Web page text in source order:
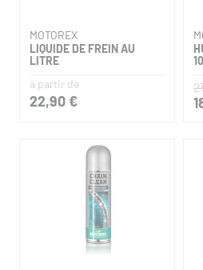
MOTOREX
LIQUIDE DE FREIN AU
LITRE
à partir de
22,90 €